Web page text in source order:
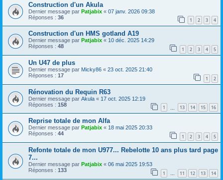
Construction d'un Akula
Dernier message par Patjabix « 07 janv. 2026 09:38
Réponses : 36 1 2 3 4
Construction d'un HMS gotland A19
Dernier message par Patjabix « 10 déc. 2025 14:29
Réponses : 48 1 2 3 4 5
Un U47 de plus
Dernier message par Micky86 « 23 oct. 2025 21:40
Réponses : 17 1 2
Rénovation du Requin R63
Dernier message par Akula « 17 oct. 2025 12:19
Réponses : 158 1 13 14 15 16
Reprise totale de mon Alfa
Dernier message par Patjabix « 18 mai 2025 20:33
Réponses : 44 1 2 3 4 5
Refonte totale de mon U977... Rebelotte 10 ans plus tard page
7...
Dernier message par Patjabix « 06 mai 2025 19:53
Réponses : 133 1 … 11 12 13 14